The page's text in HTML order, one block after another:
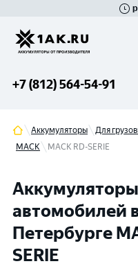
+7 (812) 564-54-91
Аккумуляторы Для
MACK
MACK RD-SERIE
автомобилей
Петербурге
SERIE
Гатчина